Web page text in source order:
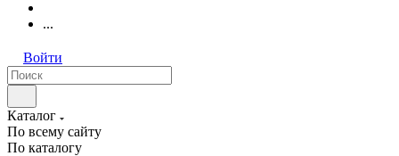
...
Войти
Каталог
По всему сайту
По каталогу